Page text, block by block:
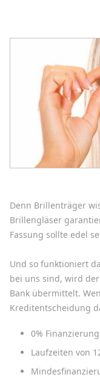
Denn Brillenträger
Brillengläser
Fassung sollte edel
Und so funktioniert
bei uns sind, wird
Bank übermittelt.
Kreditentscheidung
0%
Laufzeiten von